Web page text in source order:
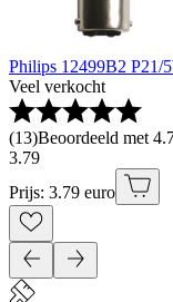
Philips 12499B2 P21/
Veel verkocht
(13)Beoordeeld met
3.79
Prijs: 3.79 euro